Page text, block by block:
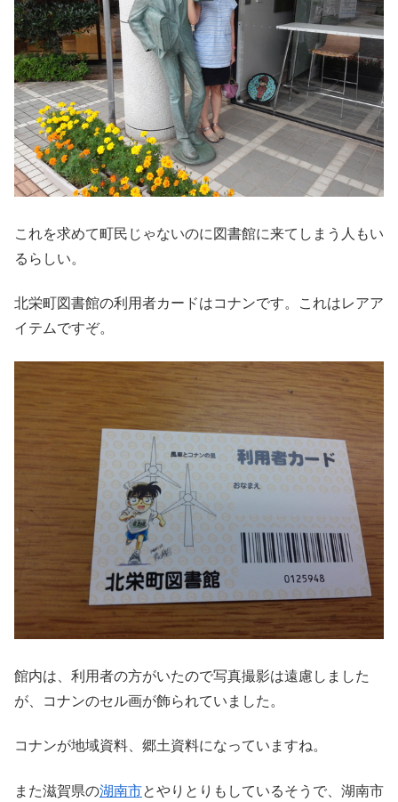
これを求めて町民じゃないのに図書館に来てしまう人もい
るらしい。
北栄町図書館の利用者カードはコナンです。これはレアア
イテムですぞ。
館内は、利用者の方がいたので写真撮影は遠慮しました
が、コナンのセル画が飾られていました。
コナンが地域資料、郷土資料になっていますね。
また滋賀県の湖南市とやりとりもしているそうで、湖南市